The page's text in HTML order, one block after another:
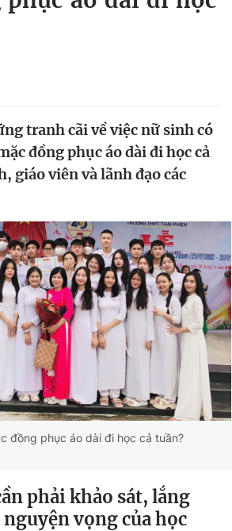
Magazine
Bạn cần biết
Liên hệ quảng cáo
điện thoại
tranh cãi về việc nữ sinh có
đồng phục áo dài đi học cả
giáo viên và lãnh đạo các
đồng phục áo dài đi học cả tuần?
phải khảo sát, lắng
vọng của học